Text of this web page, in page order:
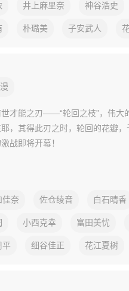
井上麻里奈 神谷浩史
朴璐美 子安武人
才能之刃——“轮回之枝”，伟大
，其得此刃之时，轮回的花瓣
战即将开幕！
佳奈 佐仓绫音 白石晴香
小西克幸 富田美忧
平 细谷佳正 花江夏树